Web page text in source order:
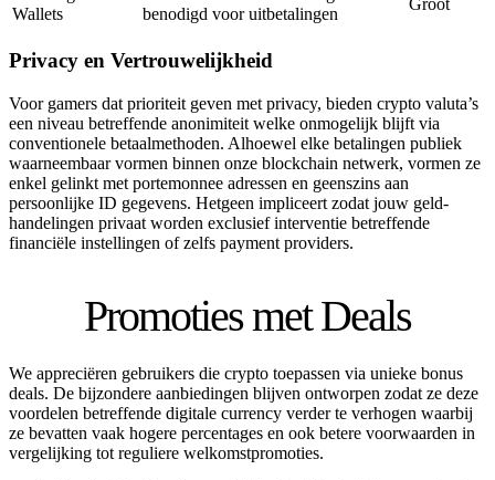
Wallets
benodigd voor uitbetalingen
Groot
Privacy en Vertrouwelijkheid
Voor gamers dat prioriteit geven met privacy, bieden crypto valuta’s
een niveau betreffende anonimiteit welke onmogelijk blijft via
conventionele betaalmethoden. Alhoewel elke betalingen publiek
waarneembaar vormen binnen onze blockchain netwerk, vormen ze
enkel gelinkt met portemonnee adressen en geenszins aan
persoonlijke ID gegevens. Hetgeen impliceert zodat jouw geld-
handelingen privaat worden exclusief interventie betreffende
financiële instellingen of zelfs payment providers.
Promoties met Deals
We appreciëren gebruikers die crypto toepassen via unieke bonus
deals. De bijzondere aanbiedingen blijven ontworpen zodat ze deze
voordelen betreffende digitale currency verder te verhogen waarbij
ze bevatten vaak hogere percentages en ook betere voorwaarden in
vergelijking tot reguliere welkomstpromoties.